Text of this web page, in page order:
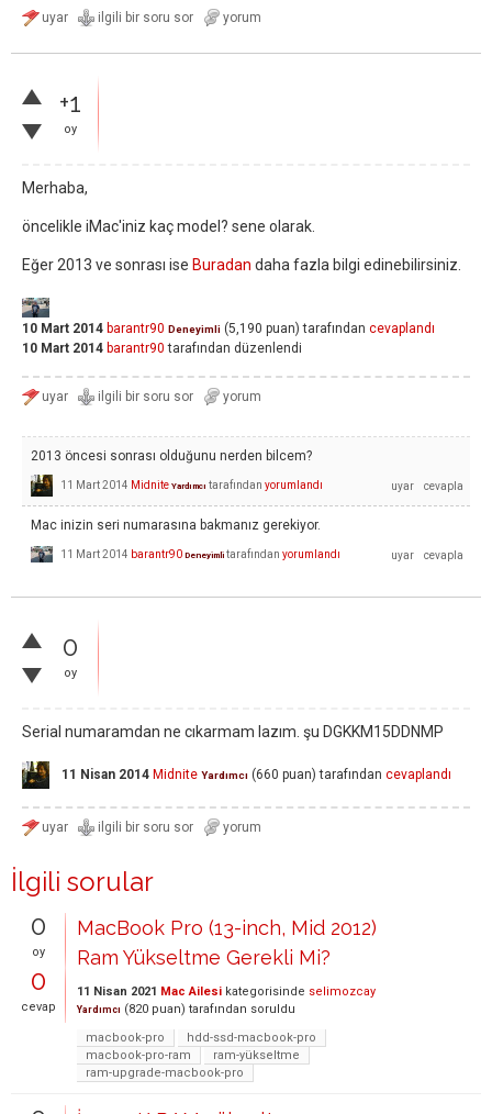
+1
oy
Merhaba,
öncelikle iMac'iniz kaç model? sene olarak.
Eğer 2013 ve sonrası ise Buradan daha fazla bilgi edinebilirsiniz.
10 Mart 2014 barantr90 Deneyimli (5,190 puan) tarafından cevaplandı
10 Mart 2014 barantr90 tarafından düzenlendi
2013 öncesi sonrası olduğunu nerden bilcem?
11 Mart 2014 Midnite Yardımcı tarafından yorumlandı
Mac inizin seri numarasına bakmanız gerekiyor.
11 Mart 2014 barantr90 Deneyimli tarafından yorumlandı
0
oy
Serial numaramdan ne cıkarmam lazım. şu DGKKM15DDNMP
11 Nisan 2014 Midnite Yardımcı (660 puan) tarafından cevaplandı
İlgili sorular
0
oy
0
cevap
MacBook Pro (13-inch, Mid 2012)
Ram Yükseltme Gerekli Mi?
11 Nisan 2021 Mac Ailesi kategorisinde selimozcay
Yardımcı (820 puan) tarafından soruldu
macbook-pro
hdd-ssd-macbook-pro
macbook-pro-ram
ram-yükseltme
ram-upgrade-macbook-pro